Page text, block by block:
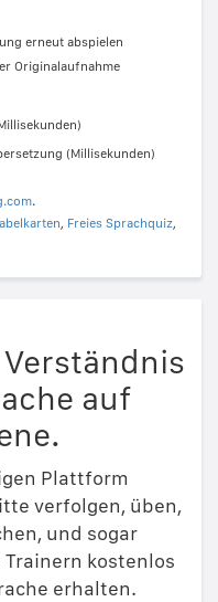
erneut abspielen
Originalaufnahme
(Millisekunden)
.
, Freies Sprachquiz,
auf
Plattform
verfolgen, üben,
und sogar
kostenlos
erhalten.